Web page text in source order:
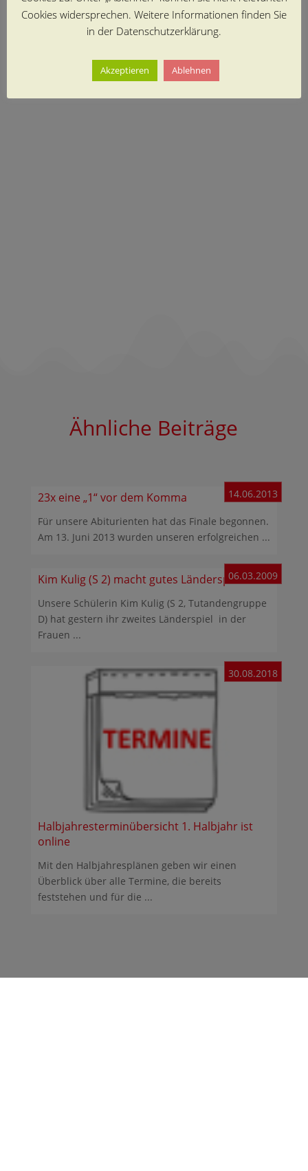
Ähnliche Beiträge
23x eine „1“ vor dem Komma 14.06.2013
Für unsere Abiturienten hat das Finale begonnen.
Am 13. Juni 2013 wurden unseren erfolgreichen ...
Kim Kulig (S 2) macht gutes Länderspiel06.03.2009
Unsere Schülerin Kim Kulig (S 2, Tutandengruppe
D) hat gestern ihr zweites Länderspiel in der
Frauen ...
Halbjahresterminübersicht 1. Halbjahr ist
online
30.08.2018
Mit den Halbjahresplänen geben wir einen
Überblick über alle Termine, die bereits
feststehen und für die ...
Cookies widersprechen. Weitere Informationen finden Sie
in der Datenschutzerklärung.
Akzeptieren Ablehnen